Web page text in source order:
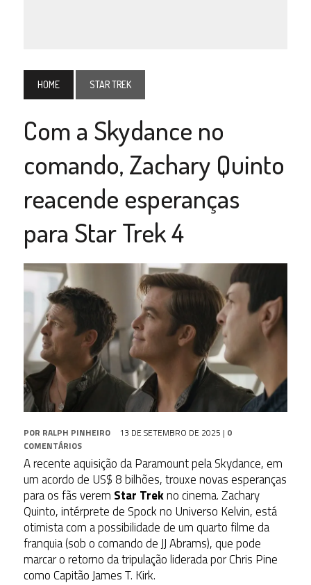
HOME STAR TREK
Com a Skydance no
comando, Zachary Quinto
reacende esperanças
para Star Trek 4
POR RALPH PINHEIRO 13 DE SETEMBRO DE 2025 | 0
COMENTÁRIOS
A recente aquisição da Paramount pela Skydance, em
um acordo de US$ 8 bilhões, trouxe novas esperanças
para os fãs verem Star Trekno cinema. Zachary
Quinto, intérprete de Spock no Universo Kelvin, está
otimista com a possibilidade de um quarto filme da
franquia (sob o comando de JJ Abrams), que pode
marcar o retorno da tripulação liderada por Chris Pine
como Capitão James T. Kirk.